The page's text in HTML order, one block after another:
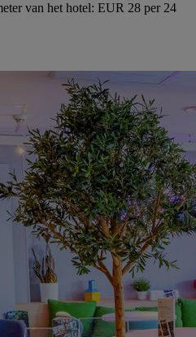
van het hotel: EUR 28 per 24